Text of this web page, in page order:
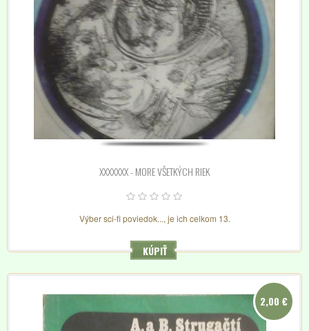
XXXXXXX - MORE VŠETKÝCH RIEK
Výber sci-fi poviedok..., je ich celkom 13.
KÚPIŤ
2,00 €